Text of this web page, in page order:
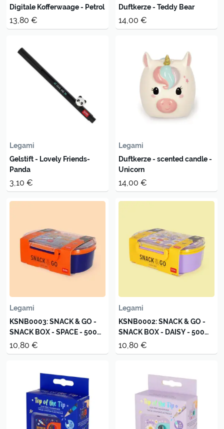
Digitale Kofferwaage - Petrol
13,80 €
Duftkerze - Teddy Bear
14,00 €
Legami
Gelstift - Lovely Friends-
Panda
3,10 €
Legami
Duftkerze - scented candle -
Unicorn
14,00 €
Legami
KSNB0003: SNACK & GO -
SNACK BOX - SPACE - 500
ML
10,80 €
Legami
KSNB0002: SNACK & GO -
SNACK BOX - DAISY - 500
ML
10,80 €